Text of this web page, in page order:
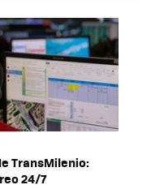
TransMilenio:
24/7